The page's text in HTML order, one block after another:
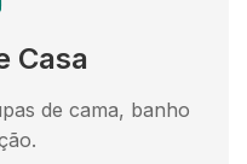
Casa
de cama, banho